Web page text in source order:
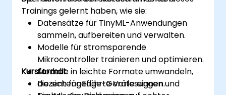
Trainings gelernt haben, wie sie:
Datensätze für TinyML-Anwendungen
sammeln, aufbereiten und verwalten.
Modelle für stromsparende
Mikrocontroller trainieren und optimieren.
Modelle in leichte Formate umwandeln,
die sich für Edge-Geräte eignen.
Kursformat
Dozentengeführte Vorlesungen und